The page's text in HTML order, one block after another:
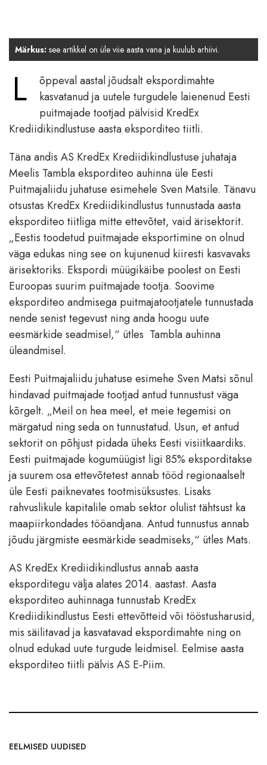
Märkus: see artikkel on üle viie aasta vana ja kuulub arhiivi.
L
õppeval aastal jõudsalt ekspordimahte
kasvatanud ja uutele turgudele laienenud Eesti
puitmajade tootjad pälvisid KredEx
Krediidikindlustuse aasta eksporditeo tiitli.
Täna andis AS KredEx Krediidikindlustuse juhataja
Meelis Tambla eksporditeo auhinna üle Eesti
Puitmajaliidu juhatuse esimehele Sven Matsile. Tänavu
otsustas KredEx Krediidikindlustus tunnustada aasta
eksporditeo tiitliga mitte ettevõtet, vaid ärisektorit.
„Eestis toodetud puitmajade eksportimine on olnud
väga edukas ning see on kujunenud kiiresti kasvavaks
ärisektoriks. Ekspordi müügikäibe poolest on Eesti
Euroopas suurim puitmajade tootja. Soovime
eksporditeo andmisega puitmajatootjatele tunnustada
nende senist tegevust ning anda hoogu uute
eesmärkide seadmisel,“ ütles Tambla auhinna
üleandmisel.
Eesti Puitmajaliidu juhatuse esimehe Sven Matsi sõnul
hindavad puitmajade tootjad antud tunnustust väga
kõrgelt. „Meil on hea meel, et meie tegemisi on
märgatud ning seda on tunnustatud. Usun, et antud
sektorit on põhjust pidada üheks Eesti visiitkaardiks.
Eesti puitmajade kogumüügist ligi 85% eksporditakse
ja suurem osa ettevõtetest annab tööd regionaalselt
üle Eesti paiknevates tootmisüksustes. Lisaks
rahvuslikule kapitalile omab sektor olulist tähtsust ka
maapiirkondades tööandjana. Antud tunnustus annab
jõudu järgmiste eesmärkide seadmiseks,“ ütles Mats.
AS KredEx Krediidikindlustus annab aasta
eksporditegu välja alates 2014. aastast. Aasta
eksporditeo auhinnaga tunnustab KredEx
Krediidikindlustus Eesti ettevõtteid või tööstusharusid,
mis säilitavad ja kasvatavad ekspordimahte ning on
olnud edukad uute turgude leidmisel. Eelmise aasta
eksporditeo tiitli pälvis AS E-Piim.
EELMISED UUDISED